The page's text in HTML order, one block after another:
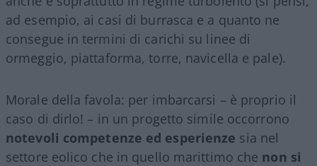
ad esempio, ai casi di burrasca e a quanto ne
consegue in termini di carichi su linee di
ormeggio, piattaforma, torre, navicella e pale).
Morale della favola: per imbarcarsi – è proprio il
caso di dirlo! – in un progetto simile occorrono
notevoli competenze ed esperienze sia nel
settore eolico che in quello marittimo che non si